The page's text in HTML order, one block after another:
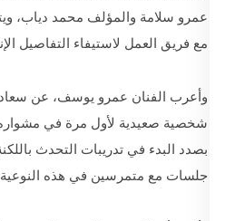
عمرو سلامة والمؤلف محمد دياب،
مع فريق العمل لاستيفاء التفاصيل
وأعرب الفنان عمرو يوسف، عن
شخصية صعيدية لأول مرة في مشواره
بصدد البدء في تدريبات التحدث
جلسات مع متمرسين في هذه النوعية